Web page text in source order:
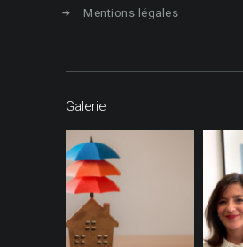
Mentions légales
Galerie